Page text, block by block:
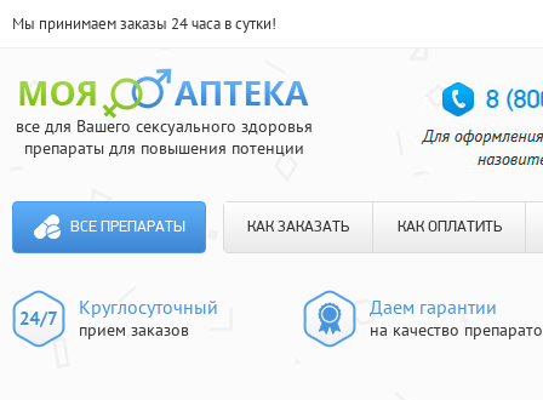
Мы принимаем заказы 24 часа в сутки!
все для Вашего сексуального здоровья
препараты для повышения потенции
ВСЕ ПРЕПАРАТЫ КАК ЗАКАЗАТЬ КАК ОПЛАТИТЬ
Круглосуточный
прием заказов
Даем гарантии
на качество